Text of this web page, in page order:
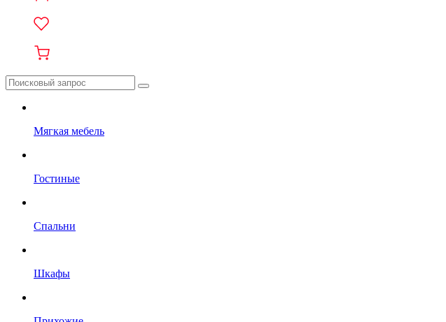
Мягкая мебель
Гостиные
Спальни
Шкафы